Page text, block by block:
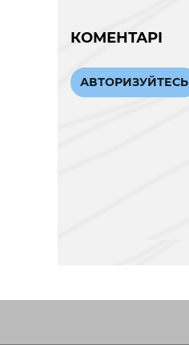
КОМЕНТАРІ
АВТОРИЗУЙТЕСЬ